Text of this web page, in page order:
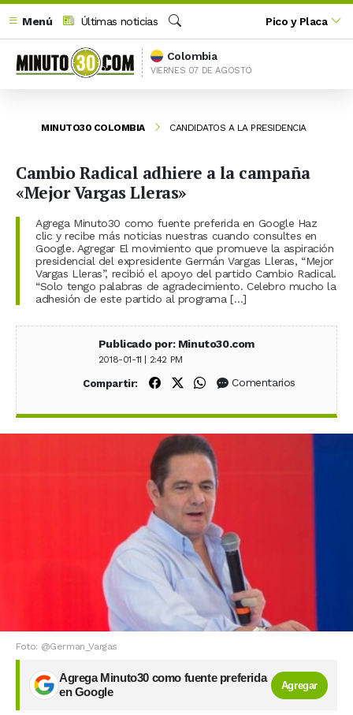
Menú
Últimas noticias
Buscar
Pico y Placa
Colombia
VIERNES 07 DE AGOSTO
MINUTO30 COLOMBIA CANDIDATOS A LA PRESIDENCIA
Cambio Radical adhiere a la campaña
«Mejor Vargas Lleras»
Agrega Minuto30 como fuente preferida en Google Haz
clic y recibe más noticias nuestras cuando consultes en
Google. Agregar El movimiento que promueve la aspiración
presidencial del expresidente Germán Vargas Lleras, “Mejor
Vargas Lleras”, recibió el apoyo del partido Cambio Radical.
“Solo tengo palabras de agradecimiento. Celebro mucho la
adhesión de este partido al programa […]
Publicado por: Minuto30.com
2018-01-11 | 2:42 PM
Compartir: Compartir en Facebook
Compartir en X (Twitter)
Compartir en WhatsApp
Comentarios
Foto: @German_Vargas
Agrega Minuto30 como fuente preferida
en Google
Agregar